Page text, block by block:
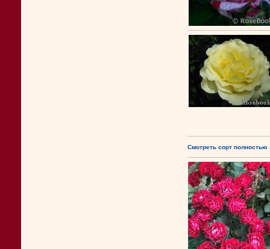
Смотреть сорт полностью